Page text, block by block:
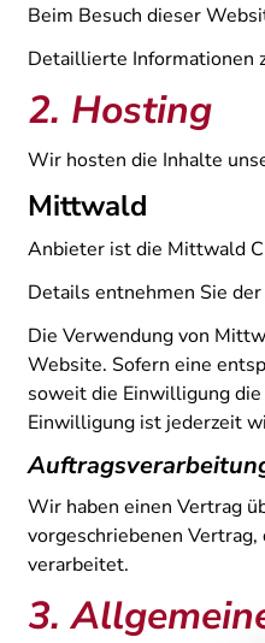
Beim Besuch dieser
Detaillierte Informationen
2. Hosting
Wir hosten die Inhalte
Mittwald
Anbieter ist die Mittwald
Details entnehmen Sie
Die Verwendung von
Website. Sofern eine
soweit die Einwilligung
Einwilligung ist jederzeit
Wir haben einen Vertrag
vorgeschriebenen
verarbeitet.
3.